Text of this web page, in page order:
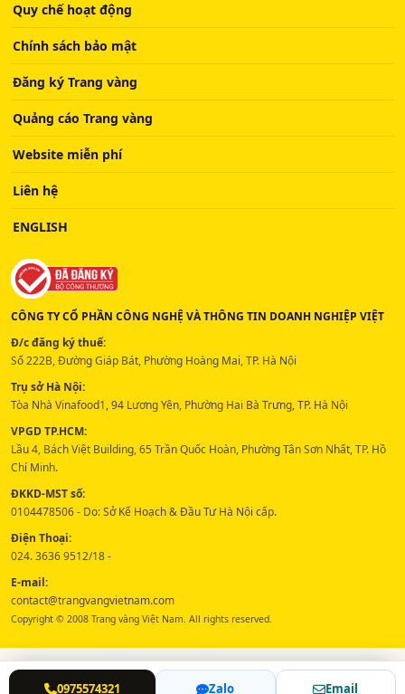
0975574321 Zalo Email
Quy chế hoạt động
Chính sách bảo mật
Đăng ký Trang vàng
Quảng cáo Trang vàng
Website miễn phí
Liên hệ
ENGLISH
CÔNG TY CỔ PHẦN CÔNG NGHỆ VÀ THÔNG TIN DOANH NGHIỆP VIỆT
Đ/c đăng ký thuế:
Số 222B, Đường Giáp Bát, Phường Hoàng Mai, TP. Hà Nội
Trụ sở Hà Nội:
Tòa Nhà Vinafood1, 94 Lương Yên, Phường Hai Bà Trưng, TP. Hà Nội
VPGD TP.HCM:
Lầu 4, Bách Việt Building, 65 Trần Quốc Hoàn, Phường Tân Sơn Nhất, TP. Hồ
Chí Minh.
ĐKKD-MST số:
0104478506 - Do: Sở Kế Hoạch & Đầu Tư Hà Nội cấp.
Điện Thoại:
024. 3636 9512/18 -
E-mail:
contact@trangvangvietnam.com
Copyright © 2008 Trang vàng Việt Nam. All rights reserved.